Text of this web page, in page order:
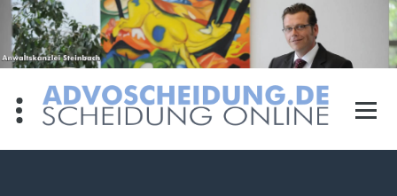
Zum
Inhalt
springen